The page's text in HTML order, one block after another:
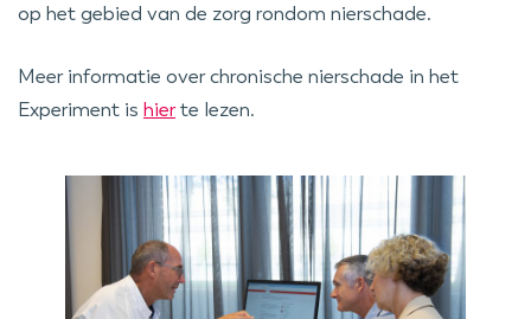
op het gebied van de zorg rondom nierschade.
Meer informatie over chronische nierschade in het
Experiment is hierte lezen.